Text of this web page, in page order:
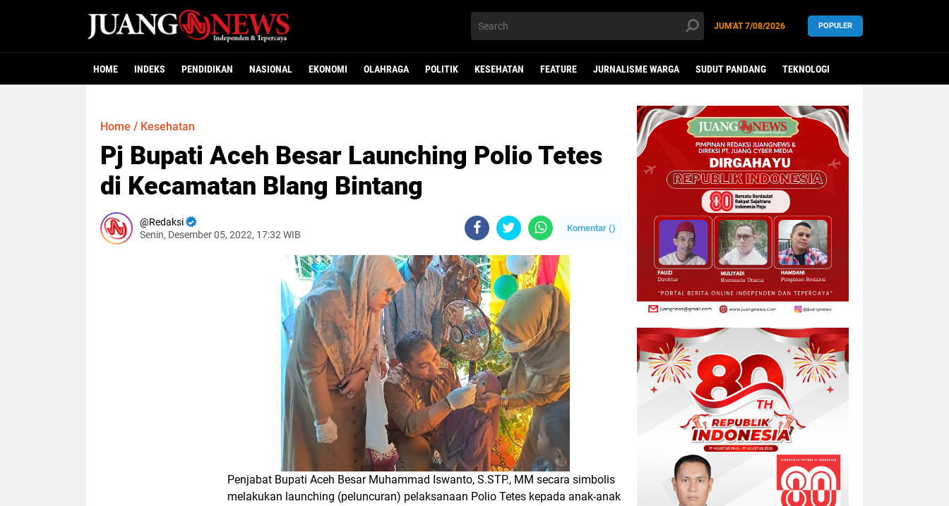
JUM'AT7/08/2026 POPULER
HOME INDEKS PENDIDIKAN NASIONAL EKONOMI OLAHRAGA POLITIK KESEHATAN FEATURE JURNALISME WARGA SUDUT PANDANG TEKNOLOGI
Home / Kesehatan
Pj Bupati Aceh Besar Launching Polio Tetes
di Kecamatan Blang Bintang
Redaksi
Senin, Desember 05, 2022, 17:32 WIB
Komentar ()
Penjabat Bupati Aceh Besar Muhammad Iswanto, S.STP., MM secara simbolis
melakukan launching (peluncuran) pelaksanaan Polio Tetes kepada anak-anak